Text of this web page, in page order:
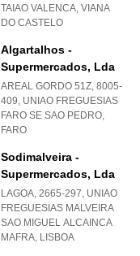
TAIAO VALENCA, VIANA
DO CASTELO
Algartalhos -
Supermercados, Lda
AREAL GORDO 51Z, 8005-
409, UNIAO FREGUESIAS
FARO SE SAO PEDRO,
FARO
Sodimalveira -
Supermercados, Lda
LAGOA, 2665-297, UNIAO
FREGUESIAS MALVEIRA
SAO MIGUEL ALCAINCA
MAFRA, LISBOA